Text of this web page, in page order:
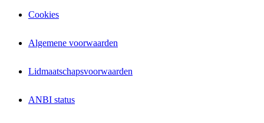
Cookies
Algemene voorwaarden
Lidmaatschapsvoorwaarden
ANBI status